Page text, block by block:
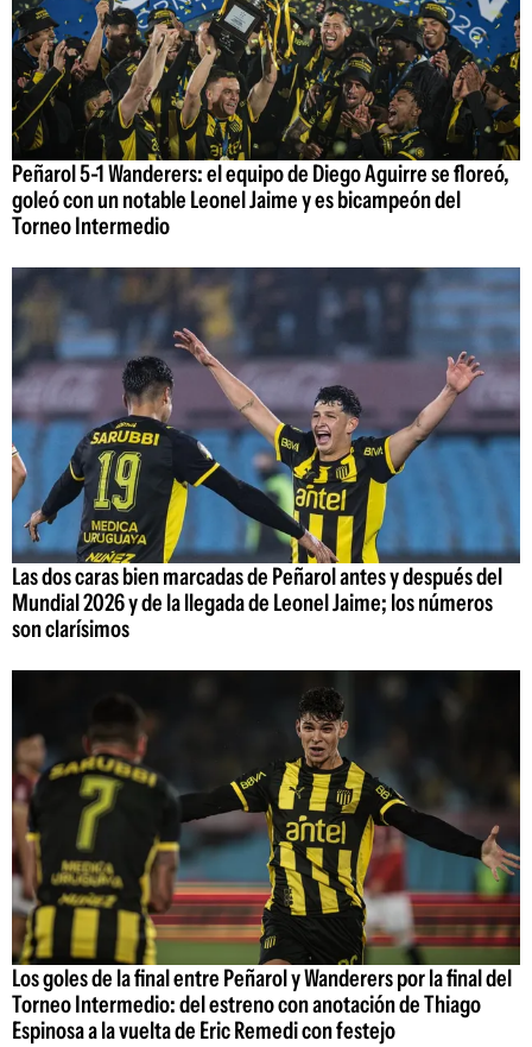
Peñarol 5-1 Wanderers: el equipo de Diego Aguirre se floreó,
goleó con un notable Leonel Jaime y es bicampeón del
Torneo Intermedio
Las dos caras bien marcadas de Peñarol antes y después del
Mundial 2026 y de la llegada de Leonel Jaime; los números
son clarísimos
Los goles de la final entre Peñarol y Wanderers por la final del
Torneo Intermedio: del estreno con anotación de Thiago
Espinosa a la vuelta de Eric Remedi con festejo